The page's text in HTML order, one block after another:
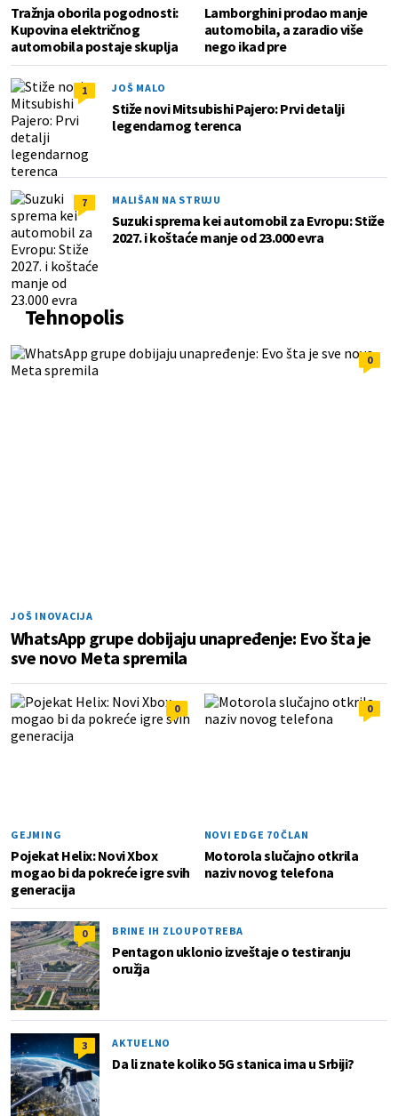
Tražnja oborila pogodnosti:
Kupovina električnog
automobila postaje skuplja
Lamborghini prodao manje
automobila, a zaradio više
nego ikad pre
1 JOŠ MALO
Stiže novi Mitsubishi Pajero: Prvi detalji
legendarnog terenca
7 MALIŠAN NA STRUJU
Suzuki sprema kei automobil za Evropu: Stiže
2027. i koštaće manje od 23.000 evra
Tehnopolis
0
JOŠ INOVACIJA
WhatsApp grupe dobijaju unapređenje: Evo šta je
sve novo Meta spremila
0
GEJMING
Pojekat Helix: Novi Xbox
mogao bi da pokreće igre svih
generacija
0
NOVI EDGE 70 ČLAN
Motorola slučajno otkrila
naziv novog telefona
0 BRINE IH ZLOUPOTREBA
Pentagon uklonio izveštaje o testiranju
oružja
3 AKTUELNO
Da li znate koliko 5G stanica ima u Srbiji?